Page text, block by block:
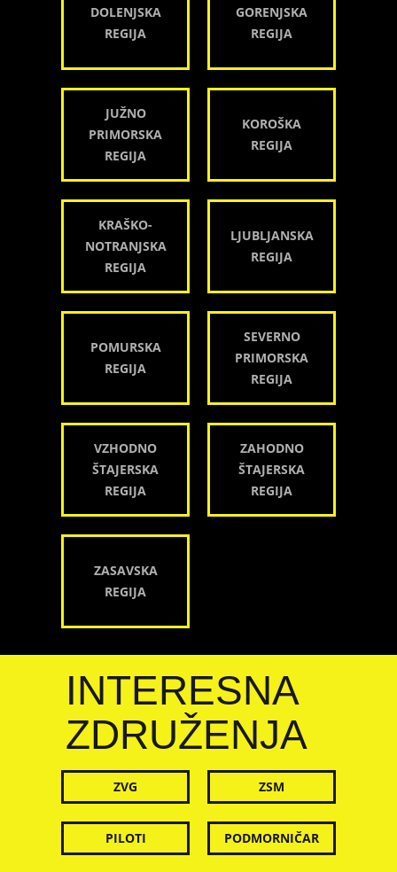
DOLENJSKA
REGIJA
GORENJSKA
REGIJA
JUŽNO
PRIMORSKA
REGIJA
KOROŠKA
REGIJA
KRAŠKO-
NOTRANJSKA
REGIJA
LJUBLJANSKA
REGIJA
POMURSKA
REGIJA
SEVERNO
PRIMORSKA
REGIJA
VZHODNO
ŠTAJERSKA
REGIJA
ZAHODNO
ŠTAJERSKA
REGIJA
ZASAVSKA
REGIJA
INTERESNA
ZDRUŽENJA
ZVG ZSM
PILOTI PODMORNIČAR